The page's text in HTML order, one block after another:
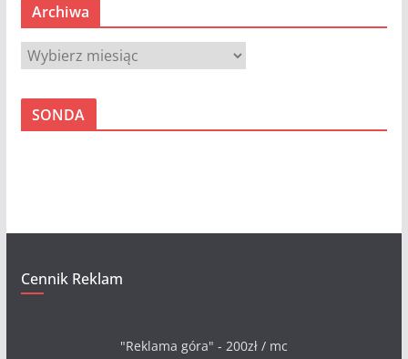
Archiwa
A
r
c
SONDA
Cennik Reklam
"Reklama góra" - 200zł / mc